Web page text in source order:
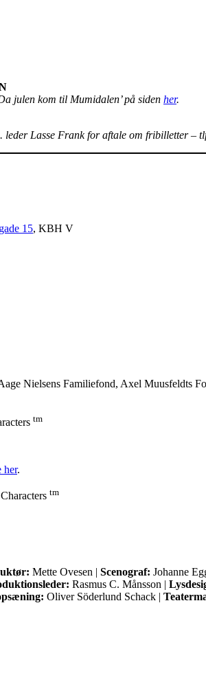
julen kom til Mumidalen’ på siden her.
leder Lasse Frank for aftale om fribilletter –
15, KBH V
Nielsens Familiefond, Axel Muusfeldts
tm
her.
tm
Mette Ovesen | Scenograf: Johanne
Rasmus C. Månsson |
Oliver Söderlund Schack |